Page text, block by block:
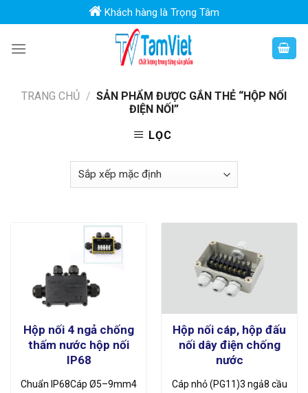
to
content
Khách hàng là Trọng Tâm
TRANG CHỦ / SẢN PHẨM ĐƯỢC GẮN THẺ “HỘP NỐI
ĐIỆN NỐI”
LỌC
Hộp nối 4 ngả chống
thấm nước hộp nối
IP68
Chuẩn IP68Cáp Ø5–9mm4
Hộp nối cáp, hộp đấu
nối dây điện chống
nước
Cáp nhỏ (PG11)3 ngả8 cầu